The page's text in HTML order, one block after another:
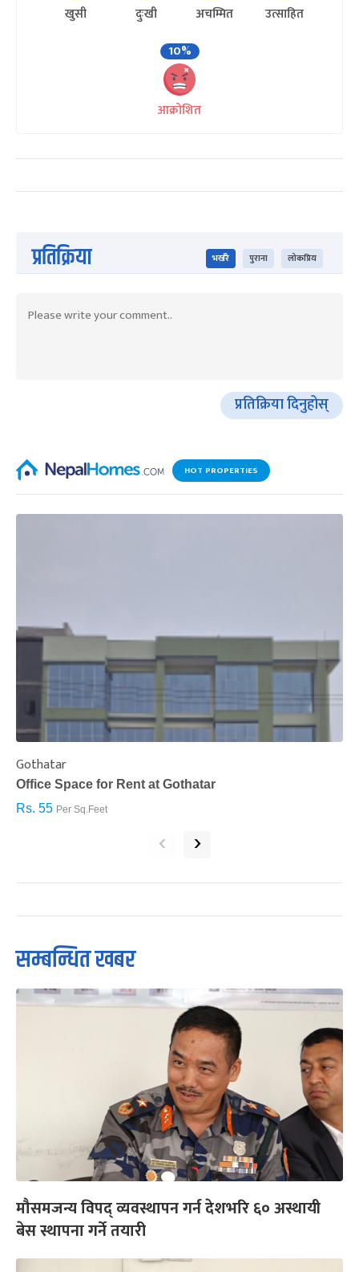
खुसी दुःखी अचम्मित
उत्साहित
10%
आक्रोशित
प्रतिक्रिया भर्खरै पुराना लोकप्रिय
प्रतिक्रिया दिनुहोस्
HOT PROPERTIES
Gothatar
Office Space for Rent at Gothatar
Rs. 55 Per Sq.Feet
‹ ›
सम्बन्धित खबर
मौसमजन्य विपद् व्यवस्थापन गर्न देशभरि ६० अस्थायी
बेस स्थापना गर्ने तयारी